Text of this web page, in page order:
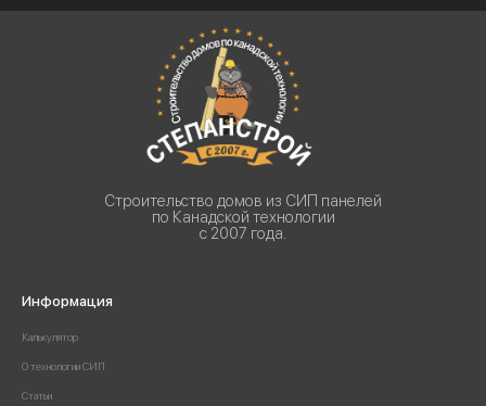
Строительство домов из СИП панелей
по Канадской технологии
с 2007 года.
Информация
Калькулятор
О технологии СИП
Статьи